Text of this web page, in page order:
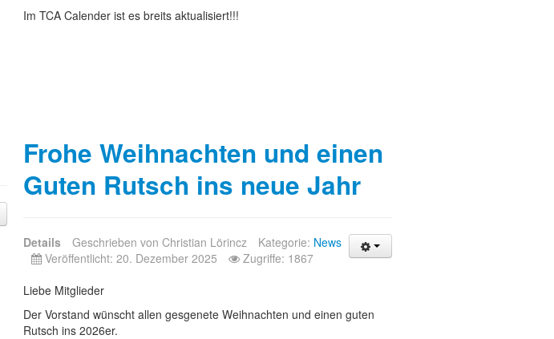
Im TCA Calender ist es breits aktualisiert!!!
Frohe Weihnachten und einen
Guten Rutsch ins neue Jahr
Details Geschrieben von Christian Lörincz Kategorie: News
Veröffentlicht: 20. Dezember 2025
Zugriffe: 1867
Liebe Mitglieder
Der Vorstand wünscht allen gesgenete Weihnachten und einen guten
Rutsch ins 2026er.